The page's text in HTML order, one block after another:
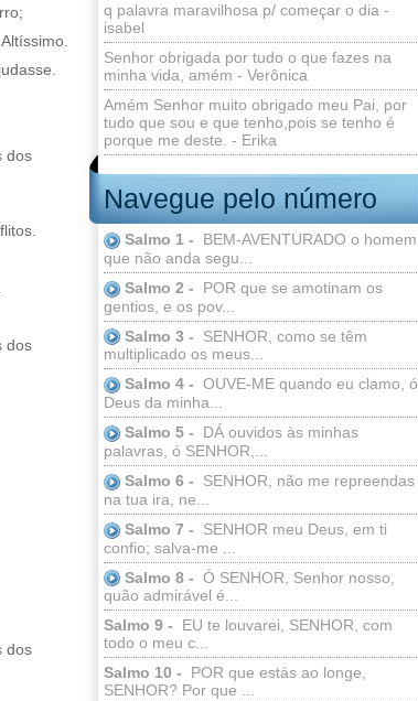
q palavra maravilhosa p/ começar o dia -
isabel
Senhor obrigada por tudo o que fazes na
minha vida, amém - Verônica
Amém Senhor muito obrigado meu Pai, por
tudo que sou e que tenho,pois se tenho é
porque me deste. - Erika
Navegue pelo número
Salmo 1 -
BEM-AVENTURADO o homem
que não anda segu...
Salmo 2 -
POR que se amotinam os
gentios, e os pov...
Salmo 3 -
SENHOR, como se têm
multiplicado os meus...
Salmo 4 - OUVE-ME quando eu clamo, ó
Deus da minha...
Salmo 5 -
DÁ ouvidos às minhas
palavras, ó SENHOR,...
Salmo 6 -
SENHOR, não me repreendas
na tua ira, ne...
Salmo 7 -
SENHOR meu Deus, em ti
confio; salva-me ...
Salmo 8 - Ó SENHOR, Senhor nosso,
quão admirável é...
Salmo 9 -
EU te louvarei, SENHOR, com
todo o meu c...
Salmo 10 -
POR que estás ao longe,
SENHOR? Por que ...
dos
dos
dos